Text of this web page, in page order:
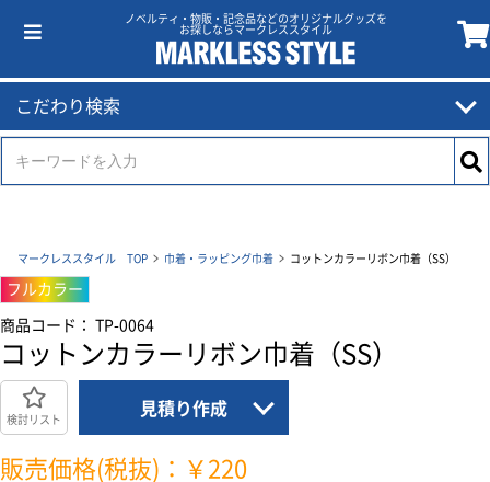
ノベルティ・物販・記念品などのオリジナルグッズを
お探しならマークレススタイル
こだわり検索
マークレススタイル TOP 巾着・ラッピング巾着 コットンカラーリボン巾着（SS）
フルカラー
商品コード： TP-0064
コットンカラーリボン巾着（SS）
検討リスト
見積り作成
販売価格(税抜)：￥220